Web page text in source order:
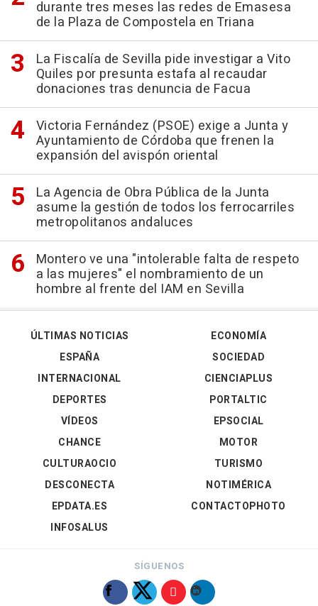
durante tres meses las redes de Emasesa
de la Plaza de Compostela en Triana
La Fiscalía de Sevilla pide investigar a Vito
Quiles por presunta estafa al recaudar
donaciones tras denuncia de Facua
Victoria Fernández (PSOE) exige a Junta y
Ayuntamiento de Córdoba que frenen la
expansión del avispón oriental
La Agencia de Obra Pública de la Junta
asume la gestión de todos los ferrocarriles
metropolitanos andaluces
Montero ve una "intolerable falta de respeto
a las mujeres" el nombramiento de un
hombre al frente del IAM en Sevilla
ÚLTIMAS NOTICIAS
ESPAÑA
INTERNACIONAL
DEPORTES
VÍDEOS
ECONOMÍA
SOCIEDAD
CIENCIAPLUS
PORTALTIC
EPSOCIAL
CHANCE
CULTURAOCIO
DESCONECTA
EPDATA.ES
INFOSALUS
MOTOR
TURISMO
NOTIMÉRICA
CONTACTOPHOTO
SÍGUENOS